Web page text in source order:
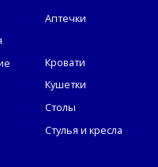
свою структуру;
излучение
на ткани
с успехом
вплоть до разрушения
Аптечки
Кровати
Кушетки
Столы
Стулья и кресла